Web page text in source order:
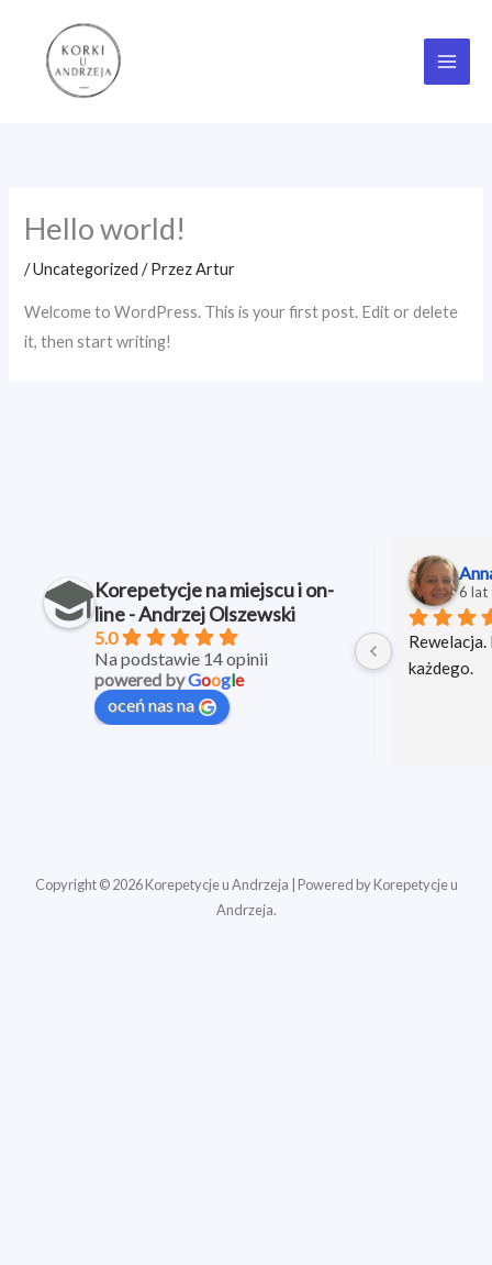
Hello world!
/Uncategorized / PrzezArtur
Welcome to WordPress. This is your first post. Edit or delete
it, then start writing!
Korepetycje na miejscu i on-
line - Andrzej Olszewski
5.0
Na podstawie 14 opinii
powered byGoogle
oceń nas na
5 lat temu
Pełen profesjonalizm i ogromna
wiedza Pana Andrzeja zaowocowały
egzaminem zdanym na 5. Serdecznie
polecam!
6 lat
Rewelacja.
każdego.
Copyright © 2026 Korepetycje u Andrzeja | Powered by Korepetycje u
Andrzeja.